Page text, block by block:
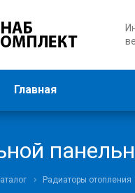
Главная
Радиаторы отопления